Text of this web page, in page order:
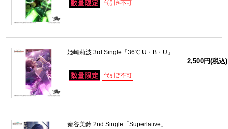
姫崎莉波 3rd Single「36℃ U・B・U」
2,500円(税込)
秦谷美鈴 2nd Single「Superlative」